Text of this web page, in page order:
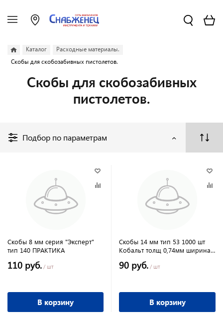
Каталог
Расходные материалы.
Скобы для скобозабивных пистолетов.
Скобы для скобозабивных
пистолетов.
Подбор по параметрам
Скобы 8 мм серия "Эксперт"
тип 140 ПРАКТИКА
110 руб. / шт
В корзину
Скобы 14 мм тип 53 1000 шт
Кобальт толщ 0,74мм ширина
90 руб. / шт
В корзину